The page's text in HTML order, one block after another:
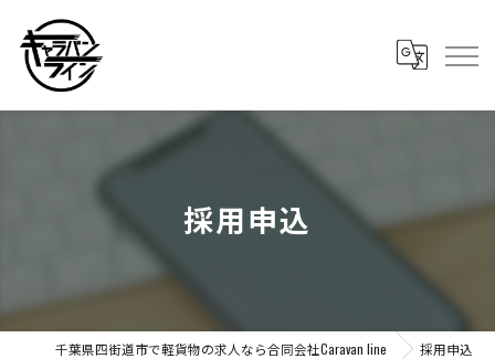
採用申込
千葉県四街道市で軽貨物の求人なら合同会社Caravan line 採用申込